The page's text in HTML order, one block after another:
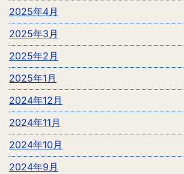
2025年4月
2025年3月
2025年2月
2025年1月
2024年12月
2024年11月
2024年10月
2024年9月